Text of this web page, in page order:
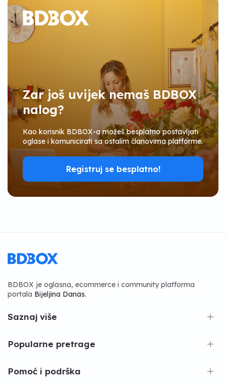
Zar još uvijek nemaš BDBOX
nalog?
Kao korisnik BDBOX-a možeš besplatno postavljati
oglase i komunicirati sa ostalim članovima platforme.
Registruj se besplatno!
BDBOX je oglasna, ecommerce i community platforma
portala Bijeljina Danas.
Saznaj više
Popularne pretrage
Pomoć i podrška